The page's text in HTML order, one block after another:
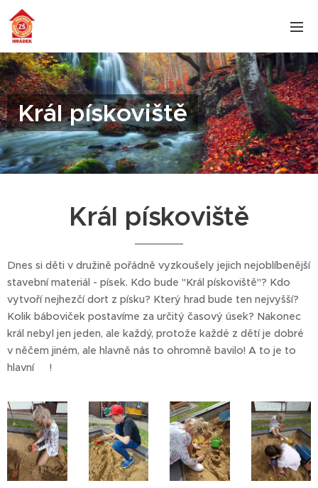
Král pískoviště
Král pískoviště
Dnes si děti v družině pořádně vyzkoušely jejich nejoblíbenější
stavební materiál - písek. Kdo bude "Král pískoviště"? Kdo
vytvoří nejhezčí dort z písku? Který hrad bude ten nejvyšší?
Kolik báboviček postavíme za určitý časový úsek? Nakonec
král nebyl jen jeden, ale každý, protože každé z dětí je dobré
v něčem jiném, ale hlavně nás to ohromně bavilo! A to je to
hlavní 😃!